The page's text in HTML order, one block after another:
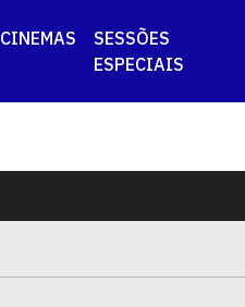
CINEMAS
SESSÕES
ESPECIAIS